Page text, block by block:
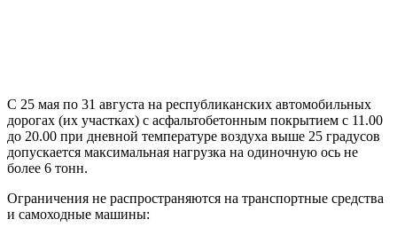
С 25 мая по 31 августа на республиканских автомобильных
дорогах (их участках) с асфальтобетонным покрытием с 11.00
до 20.00 при дневной температуре воздуха выше 25 градусов
допускается максимальная нагрузка на одиночную ось не
более 6 тонн.
Ограничения не распространяются на транспортные средства
и самоходные машины: